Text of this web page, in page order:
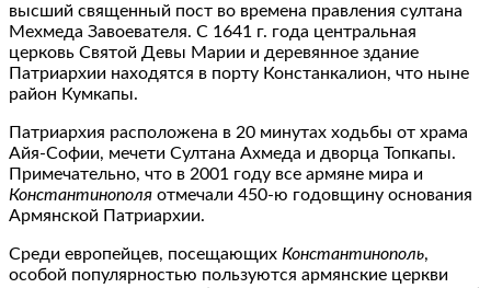
высший священный пост во времена правления султана
Мехмеда Завоевателя. С 1641 г. года центральная
церковь Святой Девы Марии и деревянное здание
Патриархии находятся в порту Констанкалион, что ныне
район Кумкапы.
Патриархия расположена в 20 минутах ходьбы от храма
Айя-Софии, мечети Султана Ахмеда и дворца Топкапы.
Примечательно, что в 2001 году все армяне мира и
Константинополя отмечали 450-ю годовщину основания
Армянской Патриархии.
Среди европейцев, посещающих Константинополь,
особой популярностью пользуются армянские церкви